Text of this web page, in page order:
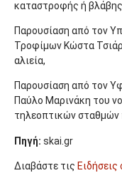
καταστροφής ή
Παρουσίαση από τον
Τροφίμων Κώστα
αλιεία,
Παρουσίαση από τον
Παύλο Μαρινάκη του
τηλεοπτικών σταθμών
Πηγή: skai.gr
Διαβάστε τις